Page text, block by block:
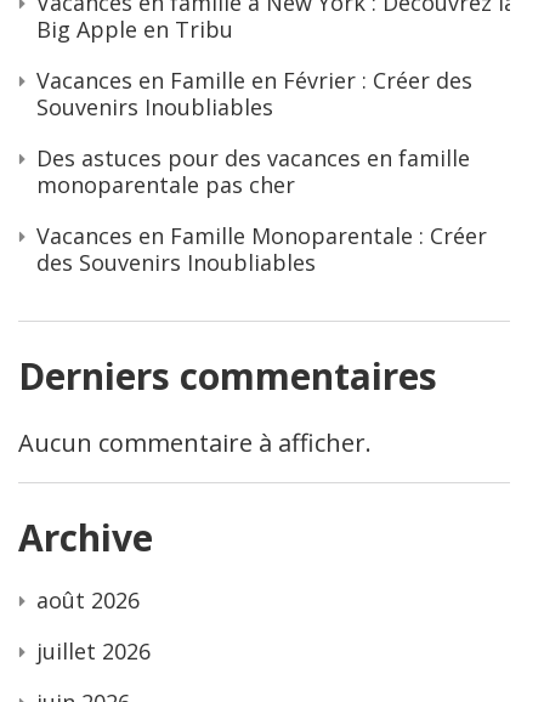
Big Apple en Tribu
Vacances en Famille en Février : Créer des
Souvenirs Inoubliables
Des astuces pour des vacances en famille
monoparentale pas cher
Vacances en Famille Monoparentale : Créer
des Souvenirs Inoubliables
Derniers commentaires
Aucun commentaire à afficher.
Archive
août 2026
juillet 2026